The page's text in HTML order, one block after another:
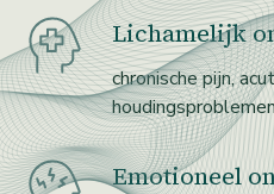
Lichamelijk
chronische pijn,
Emotioneel